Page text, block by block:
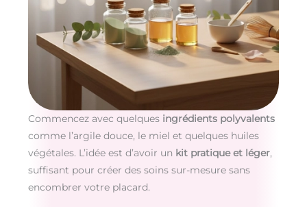
Commencez avec quelques ingrédients polyvalents
comme l’argile douce, le miel et quelques huiles
végétales. L’idée est d’avoir un kit pratique et léger,
suffisant pour créer des soins sur-mesure sans
encombrer votre placard.